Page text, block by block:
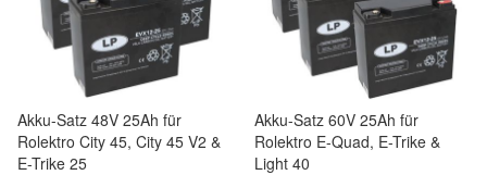
Akku-Satz 48V 25Ah für
Rolektro City 45, City 45 V2 &
E-Trike 25
Akku-Satz 60V 25Ah für
Rolektro E-Quad, E-Trike &
Light 40